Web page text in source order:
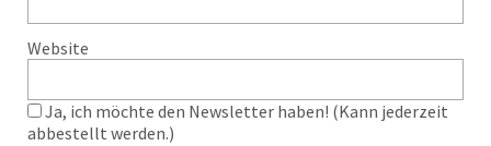
Website
Ja, ich möchte den Newsletter haben! (Kann jederzeit
abbestellt werden.)